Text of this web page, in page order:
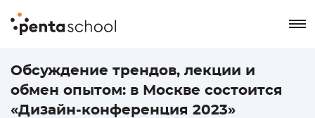
8 800 550-76-72
Заказать звонок
Обсуждение трендов, лекции и
обмен опытом: в Москве состоится
«Дизайн-конференция 2023»